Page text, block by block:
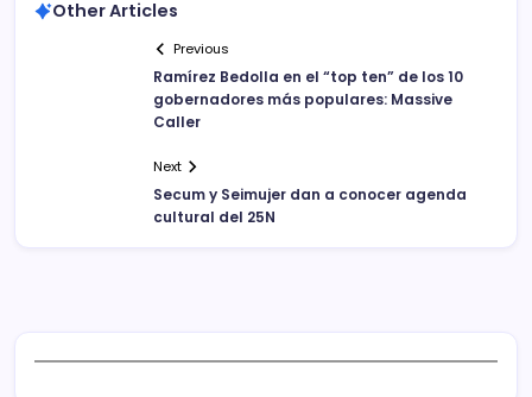
Other Articles
Previous
Ramírez Bedolla en el “top ten” de los 10
gobernadores más populares: Massive
Caller
Next
Secum y Seimujer dan a conocer agenda
cultural del 25N